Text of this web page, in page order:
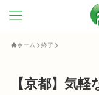
ホーム 終了
【京都】気軽